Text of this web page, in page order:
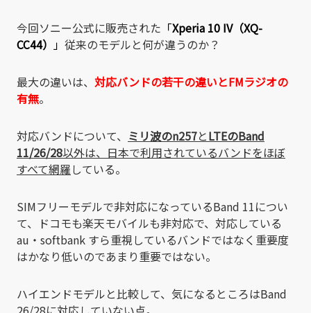
今回ソニー公式に販売された 「Xperia 10 IV（XQ-
CC44） 」 従来のモデルと何が違うのか？
最大の違いは、 対応バンドの若干の違いとFMラジオの
有無。
対応バンドについて、 ミリ波のn257とLTEのBand
11/26/28以外は、日本で利用されているバンドをほぼ
すべて網羅している。
SIMフリーモデルで非対応になっているBand 11につい
て、ドコモも楽天モバイルも非対応で、対応している
au・softbank すら重視しているバンドではなく重要度
はかなり低いのであまり重要ではない。
ハイエンドモデルと比較して、気になるところはBand